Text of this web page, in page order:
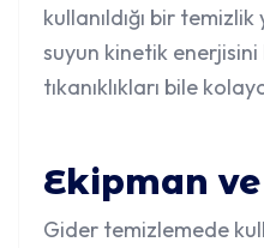
kullanıldığı bir
suyun kinetik
tıkanıklıkları bile
Ekipman
Gider temizlemede